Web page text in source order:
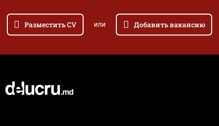
Разместить CV или Добавить вакансию